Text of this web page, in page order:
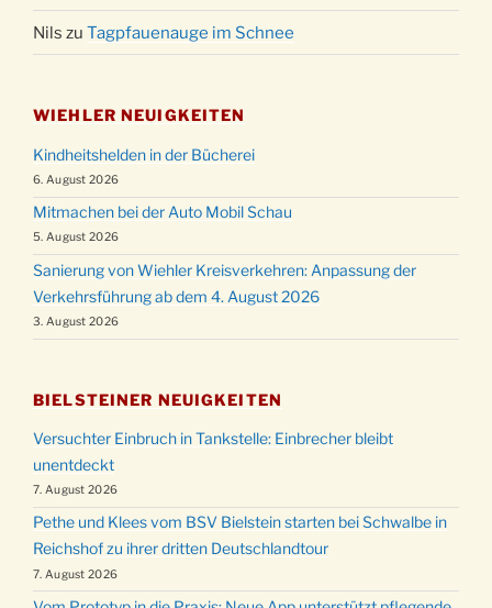
Nils zu Tagpfauenauge im Schnee
WIEHLER NEUIGKEITEN
Kindheitshelden in der Bücherei
6. August 2026
Mitmachen bei der Auto Mobil Schau
5. August 2026
Sanierung von Wiehler Kreisverkehren: Anpassung der
Verkehrsführung ab dem 4. August 2026
3. August 2026
BIELSTEINER NEUIGKEITEN
Versuchter Einbruch in Tankstelle: Einbrecher bleibt
unentdeckt
7. August 2026
Pethe und Klees vom BSV Bielstein starten bei Schwalbe in
Reichshof zu ihrer dritten Deutschlandtour
7. August 2026